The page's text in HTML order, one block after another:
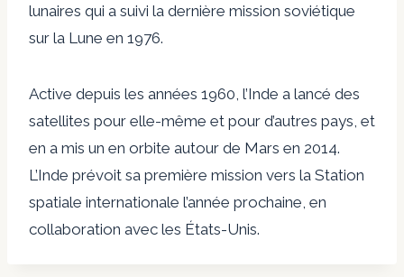
lunaires qui a suivi la dernière mission soviétique
sur la Lune en 1976.
Active depuis les années 1960, l’Inde a lancé des
satellites pour elle-même et pour d’autres pays, et
en a mis un en orbite autour de Mars en 2014.
L’Inde prévoit sa première mission vers la Station
spatiale internationale l’année prochaine, en
collaboration avec les États-Unis.